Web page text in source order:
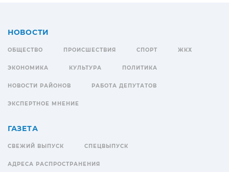
НОВОСТИ
ОБЩЕСТВО ПРОИСШЕСТВИЯ СПОРТ ЖКХ
ЭКОНОМИКА КУЛЬТУРА ПОЛИТИКА
НОВОСТИ РАЙОНОВ РАБОТА ДЕПУТАТОВ
ЭКСПЕРТНОЕ МНЕНИЕ
ГАЗЕТА
СВЕЖИЙ ВЫПУСК СПЕЦВЫПУСК
АДРЕСА РАСПРОСТРАНЕНИЯ